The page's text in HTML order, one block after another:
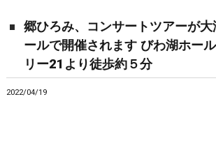
郷ひろみ、コンサートツアーが
ールで開催されます びわ湖ホー
リー21より徒歩約５分
2022/04/19